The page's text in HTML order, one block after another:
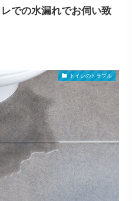
での水漏れでお伺い致
トイレのトラブル